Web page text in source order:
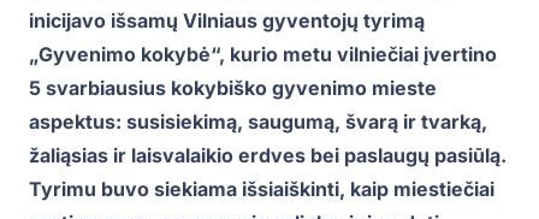
inicijavo išsamų Vilniaus gyventojų tyrimą
„Gyvenimo kokybė“, kurio metu vilniečiai įvertino
5 svarbiausius kokybiško gyvenimo mieste
aspektus: susisiekimą, saugumą, švarą ir tvarką,
žaliąsias ir laisvalaikio erdves bei paslaugų pasiūlą.
Tyrimu buvo siekiama išsiaiškinti, kaip miestiečiai